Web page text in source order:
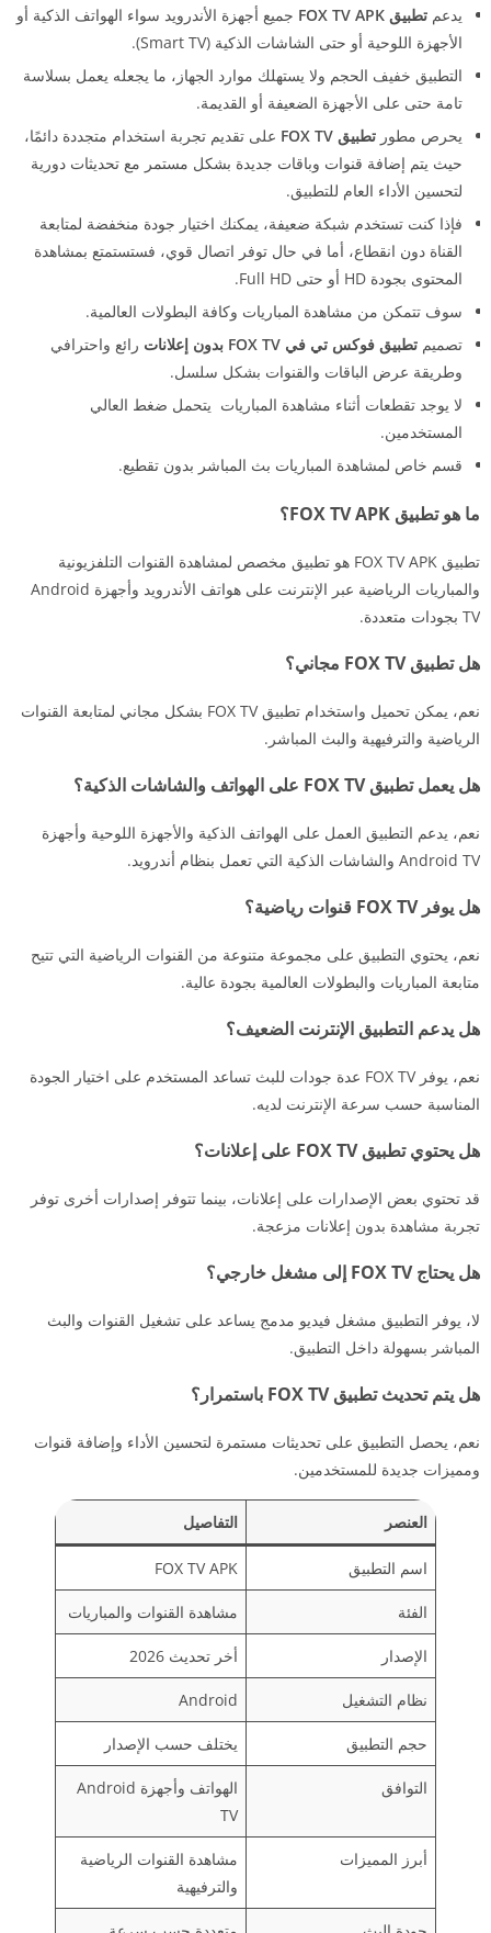
يدعم تطبيق FOX TV APK
جميع أجهزة الأندرويد سواء الهواتف الذكية أو
الأجهزة اللوحية أو حتى الشاشات الذكية (Smart TV).
التطبيق خفيف الحجم ولا يستهلك موارد الجهاز، ما يجعله يعمل بسلاسة
تامة حتى على الأجهزة الضعيفة أو القديمة.
يحرص مطور تطبيق FOX TV
على تقديم تجربة استخدام متجددة دائمًا،
حيث يتم إضافة قنوات وباقات جديدة بشكل مستمر مع تحديثات دورية
لتحسين الأداء العام للتطبيق.
فإذا كنت تستخدم شبكة ضعيفة، يمكنك اختيار جودة منخفضة لمتابعة
القناة دون انقطاع، أما في حال توفر اتصال قوي، فستستمتع بمشاهدة
المحتوى بجودة HD أو حتى Full HD.
سوف تتمكن من مشاهدة المباريات وكافة البطولات العالمية.
تصميم تطبيق فوكس تي في FOX TV بدون إعلانات
رائع واحترافي
وطريقة عرض الباقات والقنوات بشكل سلسل.
لا يوجد تقطعات أثناء مشاهدة المباريات يتحمل ضغط العالي
المستخدمين.
قسم خاص لمشاهدة المباريات بث المباشر بدون تقطيع.
ما هو تطبيق FOX TV APK؟
تطبيق FOX TV APK هو تطبيق مخصص لمشاهدة القنوات التلفزيونية
والمباريات الرياضية عبر الإنترنت على هواتف الأندرويد وأجهزة Android
TV بجودات متعددة.
هل تطبيق FOX TV مجاني؟
نعم، يمكن تحميل واستخدام تطبيق FOX TV بشكل مجاني لمتابعة القنوات
الرياضية والترفيهية والبث المباشر.
هل يعمل تطبيق FOX TV على الهواتف والشاشات الذكية؟
نعم، يدعم التطبيق العمل على الهواتف الذكية والأجهزة اللوحية وأجهزة
Android TV والشاشات الذكية التي تعمل بنظام أندرويد.
هل يوفر FOX TV قنوات رياضية؟
نعم، يحتوي التطبيق على مجموعة متنوعة من القنوات الرياضية التي تتيح
متابعة المباريات والبطولات العالمية بجودة عالية.
هل يدعم التطبيق الإنترنت الضعيف؟
نعم، يوفر FOX TV عدة جودات للبث تساعد المستخدم على اختيار الجودة
المناسبة حسب سرعة الإنترنت لديه.
هل يحتوي تطبيق FOX TV على إعلانات؟
قد تحتوي بعض الإصدارات على إعلانات، بينما تتوفر إصدارات أخرى توفر
تجربة مشاهدة بدون إعلانات مزعجة.
هل يحتاج FOX TV إلى مشغل خارجي؟
لا، يوفر التطبيق مشغل فيديو مدمج يساعد على تشغيل القنوات والبث
المباشر بسهولة داخل التطبيق.
هل يتم تحديث تطبيق FOX TV باستمرار؟
نعم، يحصل التطبيق على تحديثات مستمرة لتحسين الأداء وإضافة قنوات
ومميزات جديدة للمستخدمين.
العنصر التفاصيل
اسم التطبيق FOX TV APK
الفئة مشاهدة القنوات والمباريات
الإصدار أخر تحديث 2026
نظام التشغيل Android
حجم التطبيق يختلف حسب الإصدار
التوافق
الهواتف وأجهزة Android
TV
أبرز المميزات
مشاهدة القنوات الرياضية
والترفيهية